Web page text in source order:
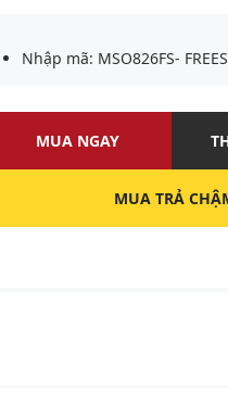
Nhập mã: MSO826FS-
MUA NGAY
MUA TRẢ